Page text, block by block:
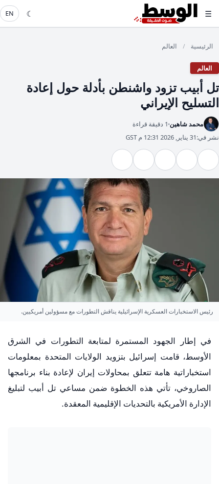
☰
☾
EN
الرئيسية / العالم
العالم
تل أبيب تزود واشنطن بأدلة حول إعادة
التسليح الإيراني
محمد شاهين 1 دقيقة قراءة
نشر في:31 يناير, 2026 12:31 م GST
رئيس الاستخبارات العسكرية الإسرائيلية يناقش التطورات مع مسؤولين أمريكيين.
في إطار الجهود المستمرة لمتابعة التطورات في الشرق
الأوسط، قامت إسرائيل بتزويد الولايات المتحدة بمعلومات
استخباراتية هامة تتعلق بمحاولات إيران لإعادة بناء برنامجها
الصاروخي، تأتي هذه الخطوة ضمن مساعي تل أبيب لتبليغ
الإدارة الأمريكية بالتحديات الإقليمية المعقدة.